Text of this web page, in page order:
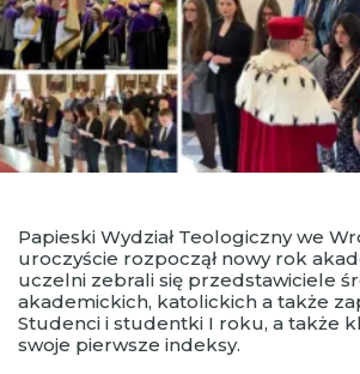
Papieski Wydział Teologiczny we
uroczyście rozpoczął nowy rok
uczelni zebrali się przedstawiciele
akademickich, katolickich a także
Studenci i studentki I roku, a także
swoje pierwsze indeksy.